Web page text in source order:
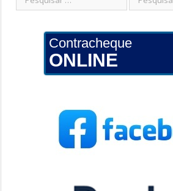
Contracheque
ONLINE